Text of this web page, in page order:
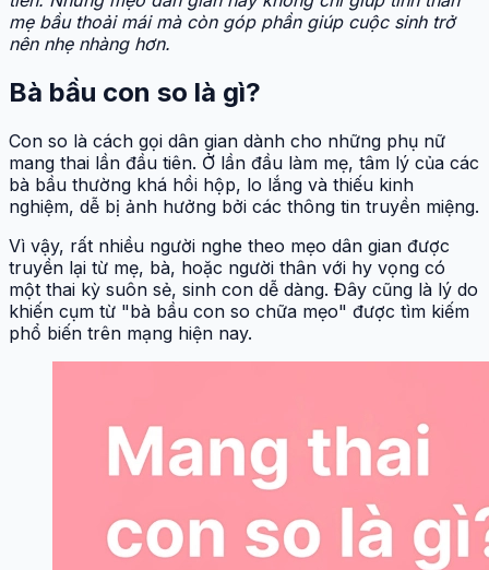
mẹ bầu thoải mái mà còn góp phần giúp cuộc sinh trở
nên nhẹ nhàng hơn.
Bà bầu con so là gì?
Con so là cách gọi dân gian dành cho những phụ nữ
mang thai lần đầu tiên. Ở lần đầu làm mẹ, tâm lý của các
bà bầu thường khá hồi hộp, lo lắng và thiếu kinh
nghiệm, dễ bị ảnh hưởng bởi các thông tin truyền miệng.
Vì vậy, rất nhiều người nghe theo mẹo dân gian được
truyền lại từ mẹ, bà, hoặc người thân với hy vọng có
một thai kỳ suôn sẻ, sinh con dễ dàng. Đây cũng là lý do
khiến cụm từ "bà bầu con so chữa mẹo" được tìm kiếm
phổ biến trên mạng hiện nay.